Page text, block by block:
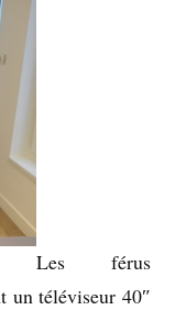
Les férus
un téléviseur 40″